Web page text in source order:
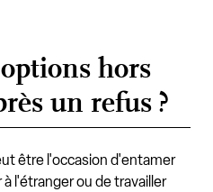
hors
un refus ?
être l'occasion d'entamer
l'étranger ou de travailler